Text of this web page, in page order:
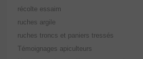
récolte essaim
ruches argile
ruches troncs et paniers tressés
Témoignages apiculteurs